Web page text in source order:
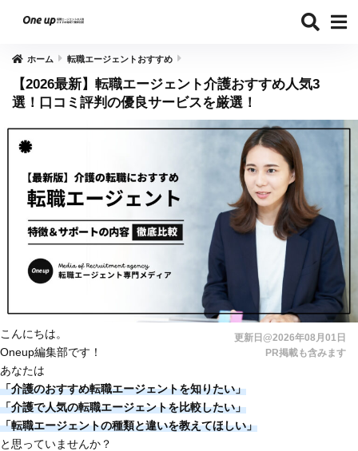
ホーム 転職エージェントおすすめ
【2026最新】転職エージェント介護おすすめ人気3
選！口コミ評判の優良サービスを厳選！
更新日@2026年08月01日
PR掲載も含みます
こんにちは。
Oneup編集部です！
あなたは
「介護のおすすめ転職エージェントを知りたい」
「介護で人気の転職エージェントを比較したい」
「転職エージェントの種類と違いを教えてほしい」
と思っていませんか？